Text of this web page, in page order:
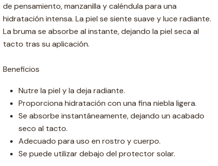
de pensamiento, manzanilla y caléndula para una
hidratación intensa. La piel se siente suave y luce radiante.
La bruma se absorbe al instante, dejando la piel seca al
tacto tras su aplicación.
Beneficios
Nutre la piel y la deja radiante.
Proporciona hidratación con una fina niebla ligera.
Se absorbe instantáneamente, dejando un acabado
seco al tacto.
Adecuado para uso en rostro y cuerpo.
Se puede utilizar debajo del protector solar.